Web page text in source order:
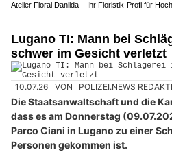
Atelier Floral Danilda – Ihr Floristik-Profi für
Lugano TI: Mann bei
schwer im Gesicht verletzt
10.07.26 VON POLIZEI.NEWS
Die Staatsanwaltschaft und die
dass es am Donnerstag
Parco Ciani in Lugano zu einer
Personen gekommen ist.